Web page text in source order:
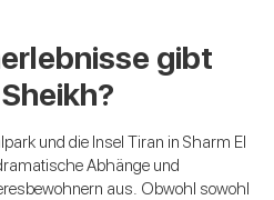
gibt
und die Insel Tiran in Sharm El
Abhänge und
aus. Obwohl sowohl